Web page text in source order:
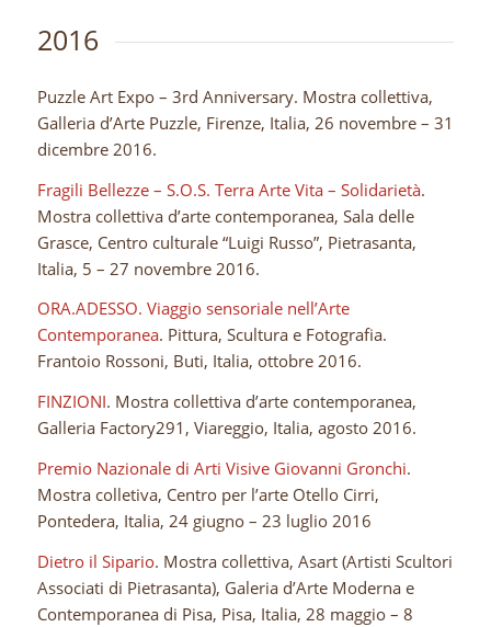
2016
Puzzle Art Expo – 3rd Anniversary. Mostra collettiva,
Galleria d’Arte Puzzle, Firenze, Italia, 26 novembre – 31
dicembre 2016.
Fragili Bellezze – S.O.S. Terra Arte Vita – Solidarietà.
Mostra collettiva d’arte contemporanea, Sala delle
Grasce, Centro culturale “Luigi Russo”, Pietrasanta,
Italia, 5 – 27 novembre 2016.
ORA.ADESSO. Viaggio sensoriale nell’Arte
Contemporanea. Pittura, Scultura e Fotografia.
Frantoio Rossoni, Buti, Italia, ottobre 2016.
FINZIONI. Mostra collettiva d’arte contemporanea,
Galleria Factory291, Viareggio, Italia, agosto 2016.
Premio Nazionale di Arti Visive Giovanni Gronchi.
Mostra colletiva, Centro per l’arte Otello Cirri,
Pontedera, Italia, 24 giugno – 23 luglio 2016
Dietro il Sipario. Mostra collettiva, Asart (Artisti Scultori
Associati di Pietrasanta), Galeria d’Arte Moderna e
Contemporanea di Pisa, Pisa, Italia, 28 maggio – 8